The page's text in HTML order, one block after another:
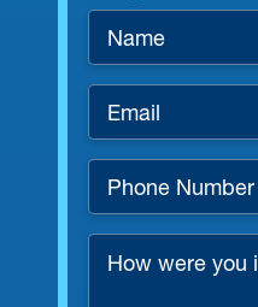
Number
*
were